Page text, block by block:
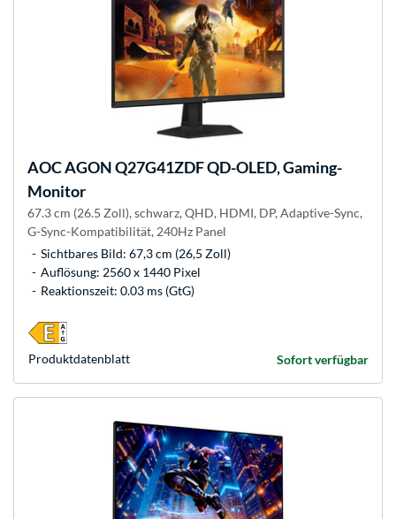
AOCAGON Q27G41ZDF QD-OLED, Gaming-
Monitor
67.3 cm (26.5 Zoll), schwarz, QHD, HDMI, DP, Adaptive-Sync,
G-Sync-Kompatibilität, 240Hz Panel
Sichtbares Bild: 67,3 cm (26,5 Zoll)
Auflösung: 2560 x 1440 Pixel
Reaktionszeit: 0.03 ms (GtG)
Sofort verfügbar
Produkt­datenblatt